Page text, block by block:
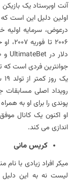
آنت اوبرستاد یک
اولین دلیل این است
درعوض، سرمایه اولیه
او اکنون یک کانال
اندازی می کند.
کریس مانی
میکر افراد زیادی با